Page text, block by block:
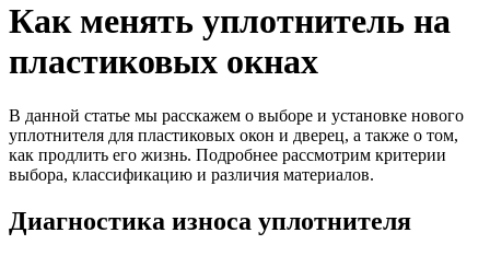
Как менять уплотнитель на
пластиковых окнах
В данной статье мы расскажем о выборе и установке нового
уплотнителя для пластиковых окон и дверец, а также о том,
как продлить его жизнь. Подробнее рассмотрим критерии
выбора, классификацию и различия материалов.
Диагностика износа уплотнителя